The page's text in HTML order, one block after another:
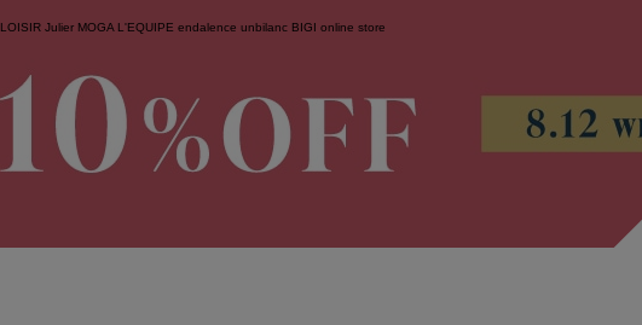
LOISIR Julier MOGA L'EQUIPE endalence unbilanc BIGI online store